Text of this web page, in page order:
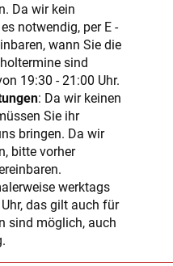
Da wir kein
notwendig, per E -
wann Sie die
sind
19:30 - 21:00 Uhr.
: Da wir keinen
Sie ihr
bringen. Da wir
bitte vorher
werktags
das gilt auch für
sind möglich, auch